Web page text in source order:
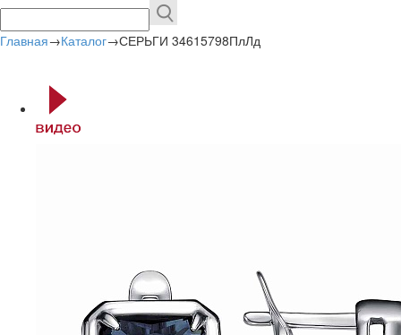
Главная→Каталог→СЕРЬГИ 34615798ПлЛд